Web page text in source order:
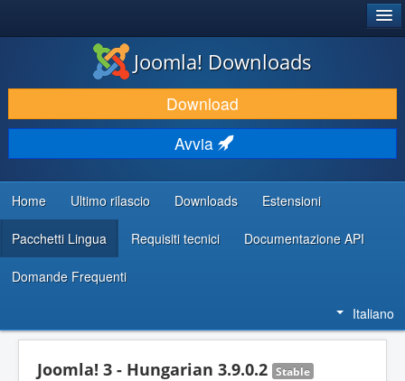
SCARICA & ESTENDI
SCOPRI & IMPARA
COMUNITÀ & SUPPORTO
RISORSE PER SVILUPPATORI
Joomla! Downloads
Download
Avvia
Home Ultimo rilascio Downloads Estensioni
Pacchetti Lingua Requisiti tecnici Documentazione API
Domande Frequenti
Italiano
Joomla! 3 - Hungarian 3.9.0.2 Stable